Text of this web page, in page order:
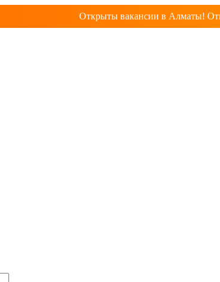
Открыты вакансии в Алматы!